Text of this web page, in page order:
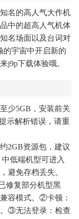
名的高人气大作机
中的超高人气机体
名场面以及台词对
的宇宙中开启新的
j9p下载体验哦。
少5GB，安装前关
示解析错误，请重
2GB资源包，建议
低端机型可进入
避免存档丢失。
修复部分机型黑
容模式。②卡顿：
③无法登录：检查